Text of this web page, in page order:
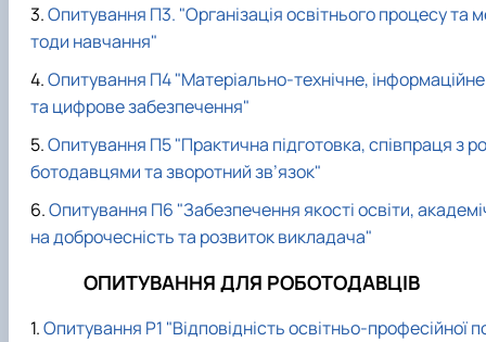
Опитування П3. "Організація освітнього процесу та
тоди навчання"
Опитування П4 "Матеріально-технічне, інформаційне
та цифрове забезпечення"
Опитування П5 "Практична підготовка, співпраця з ро
ботодавцями та зворотний зв’язок"
Опитування П6 "Забезпечення якості освіти,
на доброчесність та розвиток викладача"
ОПИТУВАННЯ ДЛЯ РОБОТОДАВЦІВ
Опитування Р1 "Відповідність освітньо-професійної